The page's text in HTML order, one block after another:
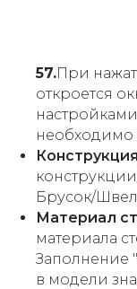
57.При
откроется
необходимо
Брусок/
Материал
материала
Заполнение "
в модели